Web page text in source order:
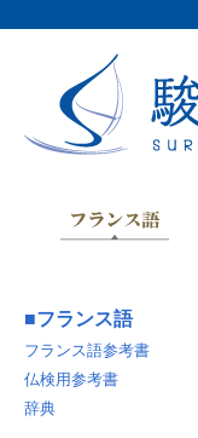
■フランス語
フランス語参考書
仏検用参考書
辞典